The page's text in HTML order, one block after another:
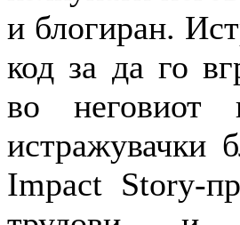
и блогиран.
код за да го
во неговиот
истражувачки
Impact Story-